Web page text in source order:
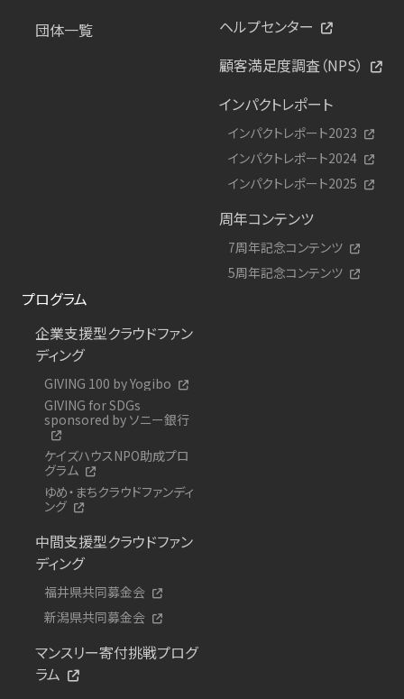
団体一覧
ヘルプセンター
顧客満足度調査（NPS）
インパクトレポート
インパクトレポート2023
インパクトレポート2024
インパクトレポート2025
周年コンテンツ
7周年記念コンテンツ
5周年記念コンテンツ
プログラム
企業支援型クラウドファン
ディング
GIVING 100 by Yogibo
GIVING for SDGs
sponsored by ソニー銀行
ケイズハウスNPO助成プロ
グラム
ゆめ・まちクラウドファンディ
ング
中間支援型クラウドファン
ディング
福井県共同募金会
新潟県共同募金会
マンスリー寄付挑戦プログ
ラム